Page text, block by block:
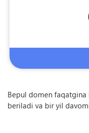
Bepul domen
beriladi va bir yil